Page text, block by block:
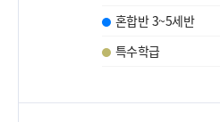
혼합반 3~5세반
특수학급